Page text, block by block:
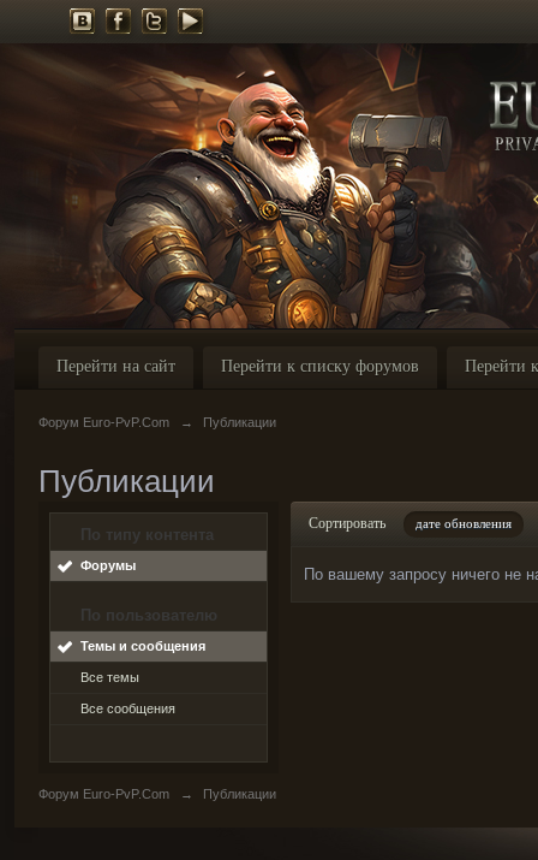
Перейти на сайт Перейти к списку форумов Перейти
Форум Euro-PvP.Com → Публикации
Публикации
По типу контента
Форумы
По пользователю
Темы и сообщения
Все темы
Все сообщения
Сортировать дате обновления
По вашему запросу ничего не
Форум Euro-PvP.Com → Публикации